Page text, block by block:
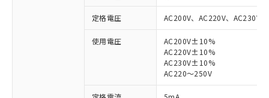
定格電圧 AC200V、AC220V、AC230V
使用電圧
AC200V±10%
AC220V±10%
AC230V±10%
AC220～250V
対応済み：EU RoHS指令（10物質）の
非含有に対応した製品が提供可能な商品で